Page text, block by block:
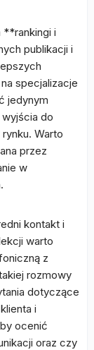
**rankingi i
publikacji i
specjalizacje
jedynym
do
Warto
przez
w
kontakt i
warto
z
rozmowy
dotyczące
i
ocenić
oraz czy